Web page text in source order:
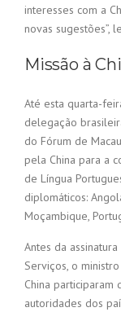
interesses com a
novas sugestões”,
Missão à
Até esta quarta-
delegação
do Fórum de
pela China para a
de Língua
diplomáticos:
Moçambique,
Antes da
Serviços, o
China participaram
autoridades dos